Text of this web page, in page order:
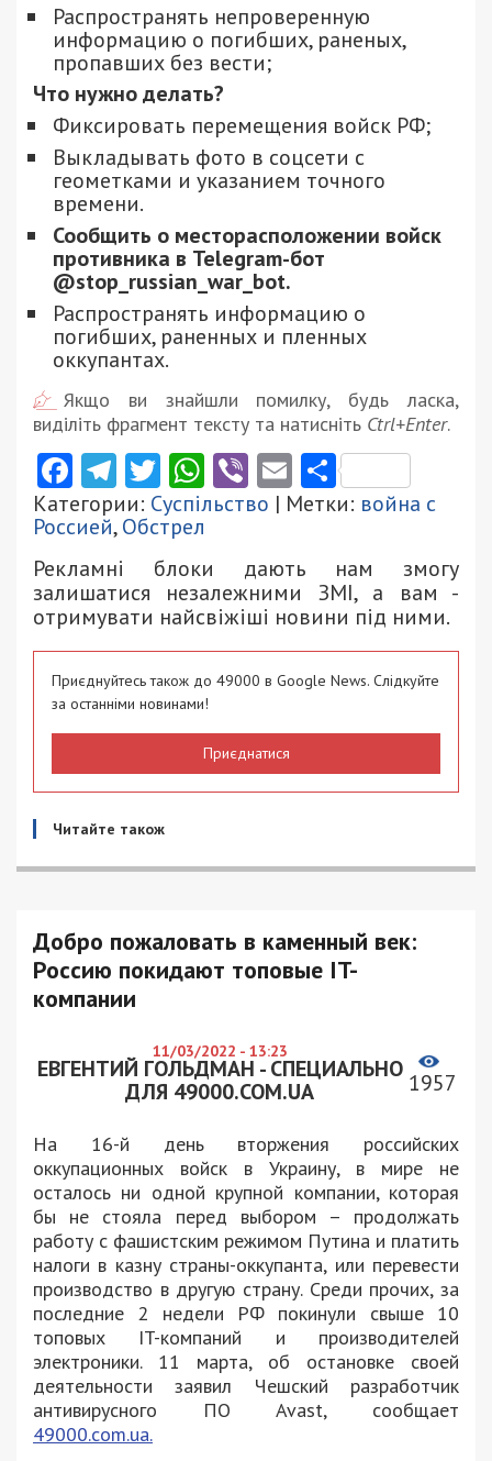
Распространять непроверенную
информацию о погибших, раненых,
пропавших без вести;
Что нужно делать?
Фиксировать перемещения войск РФ;
Выкладывать фото в соцсети с
геометками и указанием точного
времени.
Сообщить о месторасположении войск
противника в Telegram-бот
@stop_russian_war_bot.
Распространять информацию о
погибших, раненных и пленных
оккупантах.
Якщо ви знайшли помилку, будь ласка,
виділіть фрагмент тексту та натисніть Ctrl+Enter.
Facebook
Telegram
Twitter
WhatsApp
ViberEmail
Категории: Суспільство | Метки: война с
Россией,Обстрел
Рекламні блоки дають нам змогу
залишатися незалежними ЗМІ, а вам -
отримувати найсвіжіші новини під ними.
Приєднуйтесь також до 49000 в Google News. Слідкуйте
за останніми новинами!
Приєднатися
Читайте також
Добро пожаловать в каменный век:
Россию покидают топовые IT-
компании
11/03/2022 - 13:23
ЕВГЕНТИЙ ГОЛЬДМАН - СПЕЦИАЛЬНО
ДЛЯ 49000.COM.UA
1957
На 16-й день вторжения российских
оккупационных войск в Украину, в мире не
осталось ни одной крупной компании, которая
бы не стояла перед выбором – продолжать
работу с фашистским режимом Путина и платить
налоги в казну страны-оккупанта, или перевести
производство в другую страну. Среди прочих, за
последние 2 недели РФ покинули свыше 10
топовых IT-компаний и производителей
электроники. 11 марта, об остановке своей
деятельности заявил Чешский разработчик
антивирусного ПО Avast, сообщает
49000.com.ua.